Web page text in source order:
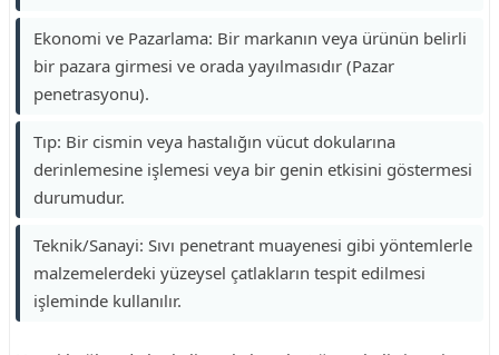
Ekonomi ve Pazarlama: Bir markanın veya ürünün belirli
bir pazara girmesi ve orada yayılmasıdır (Pazar
penetrasyonu).
Tıp: Bir cismin veya hastalığın vücut dokularına
derinlemesine işlemesi veya bir genin etkisini göstermesi
durumudur.
Teknik/Sanayi: Sıvı penetrant muayenesi gibi yöntemlerle
malzemelerdeki yüzeysel çatlakların tespit edilmesi
işleminde kullanılır.